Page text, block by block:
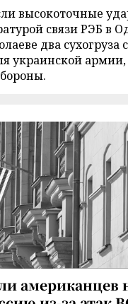
высокоточные
связи РЭБ в
два сухогруза с
украинской
американцев